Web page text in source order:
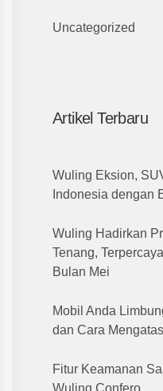
Uncategorized
Artikel Terbaru
Wuling Eksion,
Indonesia dengan
Wuling Hadirkan
Tenang,
Bulan Mei
Mobil Anda
dan Cara
Fitur Keamanan
Wuling Confero